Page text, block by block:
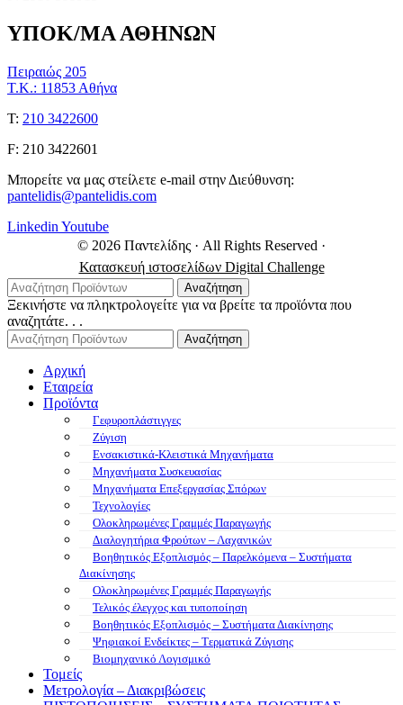
ΥΠΟΚ/ΜΑ ΑΘΗΝΩΝ
Πειραιώς 205
Τ.Κ.: 11853 Αθήνα
Τ: 210 3422600
F: 210 3422601
Μπορείτε να μας στείλετε e-mail στην Διεύθυνση:
pantelidis@pantelidis.com
Linkedin Youtube
© 2026 Παντελίδης · All Rights Reserved ·
Κατασκευή ιστοσελίδων Digital Challenge
Αναζήτηση
Ξεκινήστε να πληκτρολογείτε για να βρείτε τα προϊόντα που
αναζητάτε. . .
Αναζήτηση
Αρχική
Εταιρεία
Προϊόντα
Γεφυροπλάστιγγες
Ζύγιση
Ενσακιστικά-Κλειστικά Μηχανήματα
Μηχανήματα Συσκευασίας
Μηχανήματα Επεξεργασίας Σπόρων
Τεχνολογίες
Ολοκληρωμένες Γραμμές Παραγωγής
Διαλογητήρια Φρούτων – Λαχανικών
Βοηθητικός Εξοπλισμός – Παρελκόμενα – Συστήματα
Διακίνησης
Ολοκληρωμένες Γραμμές Παραγωγής
Τελικός έλεγχος και τυποποίηση
Βοηθητικός Εξοπλισμός – Συστήματα Διακίνησης
Ψηφιακοί Ενδείκτες – Tερματικά Ζύγισης
Βιομηχανικό Λογισμικό
Τομείς
Μετρολογία – Διακριβώσεις